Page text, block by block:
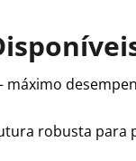
máximo
robusta para